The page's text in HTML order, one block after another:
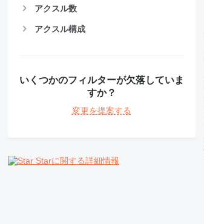
F-series
IT
NR
アクスル数
アクスル構成
いくつかのフィルターが欠落していま
すか？
変更を提案する
Starに関する詳細情報